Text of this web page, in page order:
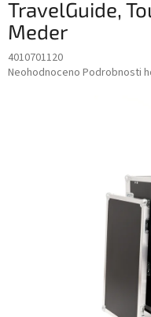
TravelGuide,
Meder
4010701120
Průměrné
Neohodnoceno Podrobnosti